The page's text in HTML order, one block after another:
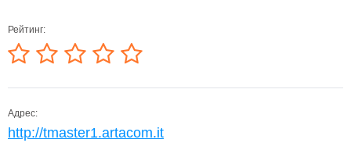
Рейтинг:
Адрес:
http://tmaster1.artacom.it